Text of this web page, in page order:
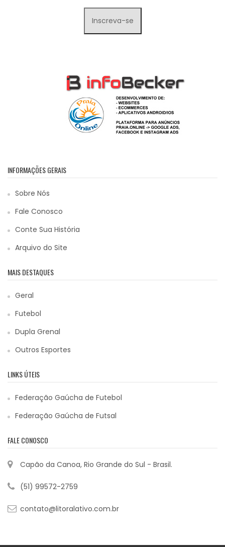
INFORMAÇÕES GERAIS
Sobre Nós
Fale Conosco
Conte Sua História
Arquivo do Site
MAIS DESTAQUES
Geral
Futebol
Dupla Grenal
Outros Esportes
LINKS ÚTEIS
Federação Gaúcha de Futebol
Federação Gaúcha de Futsal
FALE CONOSCO
Capão da Canoa, Rio Grande do Sul - Brasil.
(51) 99572-2759
contato@litoralativo.com.br